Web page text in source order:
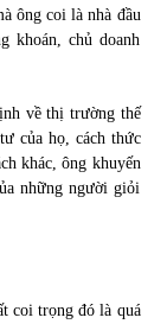
ông coi là nhà đầu
khoán, chủ doanh
về thị trường thế
của họ, cách thức
khác, ông khuyến
những người giỏi
coi trọng đó là quá